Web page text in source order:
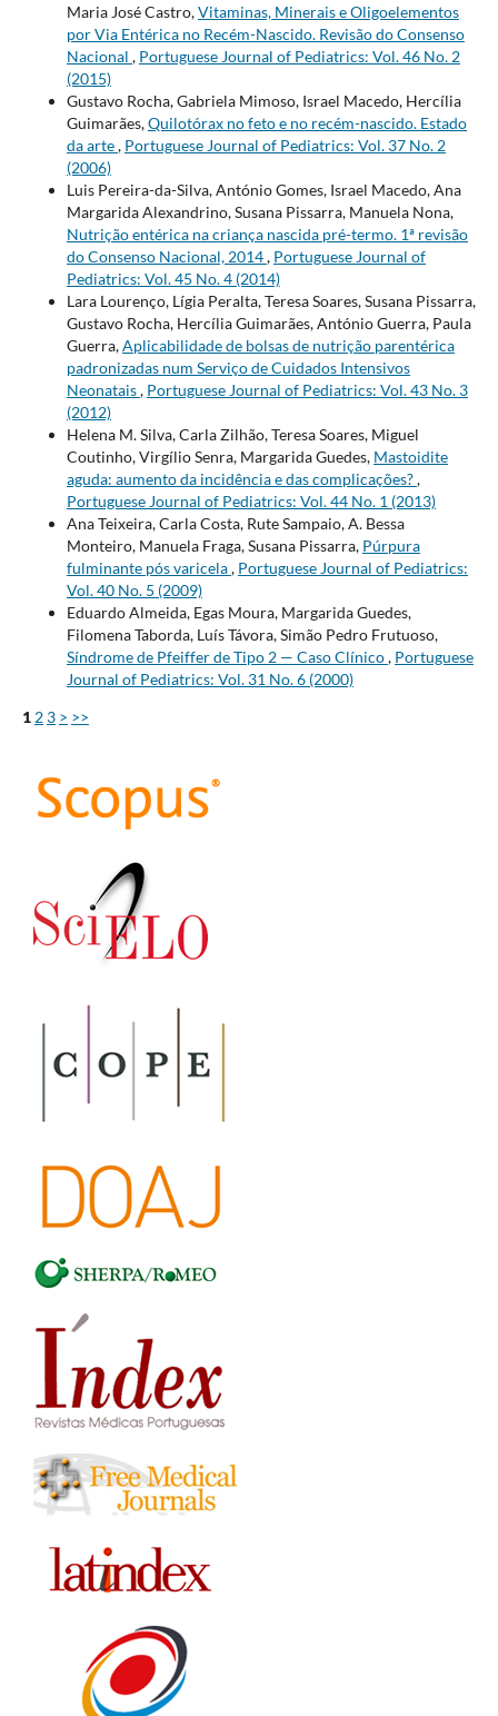
Maria José Castro,Vitaminas, Minerais e Oligoelementos
por Via Entérica no Recém-Nascido. Revisão do Consenso
Nacional , Portuguese Journal of Pediatrics: Vol. 46 No. 2
(2015)
Gustavo Rocha, Gabriela Mimoso, Israel Macedo, Hercília
Guimarães,Quilotórax no feto e no recém-nascido. Estado
da arte, Portuguese Journal of Pediatrics: Vol. 37 No. 2
(2006)
Luis Pereira-da-Silva, António Gomes, Israel Macedo, Ana
Margarida Alexandrino, Susana Pissarra, Manuela Nona,
Nutrição entérica na criança nascida pré-termo. 1ª revisão
do Consenso Nacional, 2014, Portuguese Journal of
Pediatrics: Vol. 45 No. 4 (2014)
Lara Lourenço, Lígia Peralta, Teresa Soares, Susana Pissarra,
Gustavo Rocha, Hercília Guimarães, António Guerra, Paula
Guerra,Aplicabilidade de bolsas de nutrição parentérica
padronizadas num Serviço de Cuidados Intensivos
Neonatais, Portuguese Journal of Pediatrics: Vol. 43 No. 3
(2012)
Helena M. Silva, Carla Zilhão, Teresa Soares, Miguel
Coutinho, Virgílio Senra, Margarida Guedes, Mastoidite
aguda: aumento da incidência e das complicações?,
Portuguese Journal of Pediatrics: Vol. 44 No. 1 (2013)
Ana Teixeira, Carla Costa, Rute Sampaio, A. Bessa
Monteiro, Manuela Fraga, Susana Pissarra, Púrpura
fulminante pós varicela, Portuguese Journal of Pediatrics:
Vol. 40 No. 5 (2009)
Eduardo Almeida, Egas Moura, Margarida Guedes,
Filomena Taborda, Luís Távora, Simão Pedro Frutuoso,
Síndrome de Pfeiffer de Tipo 2 — Caso Clínico, Portuguese
Journal of Pediatrics: Vol. 31 No. 6 (2000)
1 2 3 > >>